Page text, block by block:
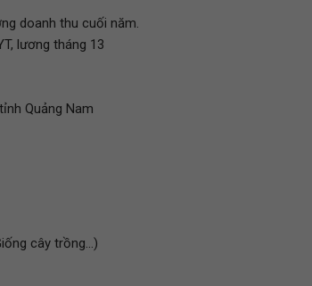
doanh thu cuối năm.
lương tháng 13
Quảng Nam
cây trồng...)